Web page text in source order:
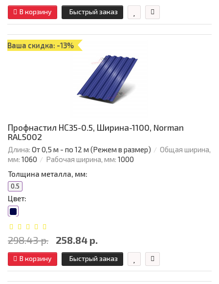
В корзину Быстрый заказ
Ваша скидка: -13%
Профнастил НС35-0.5, Ширина-1100, Norman
RAL5002
Длина: От 0,5 м - по 12 м (Режем в размер)
Общая ширина,
мм: 1060 Рабочая ширина, мм: 1000
Толщина металла, мм:
0.5
Цвет:
298.43 р. 258.84 р.
В корзину Быстрый заказ